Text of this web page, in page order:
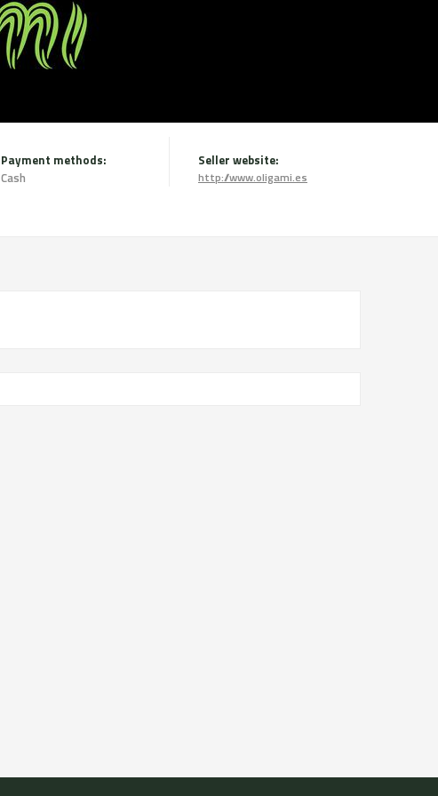
Payment methods:
Cash
Seller website:
http://www.oligami.es